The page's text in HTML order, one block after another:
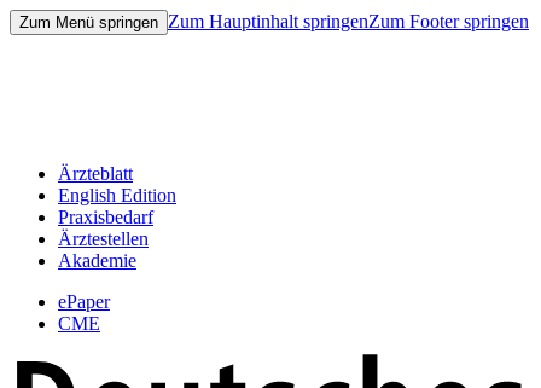
Zum Menü springen Zum Hauptinhalt springenZum Footer springen
Ärzteblatt
English Edition
Praxisbedarf
Ärztestellen
Akademie
ePaper
CME